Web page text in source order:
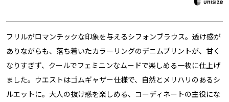
フリルがロマンチックな印象を与えるシフォンブラウス。透け感が
ありながらも、落ち着いたカラーリングのデニムプリントが、甘く
なりすぎず、クールでフェミニンなムードで楽しめる一枚に仕上げ
ました。ウエストはゴムギャザー仕様で、自然とメリハリのあるシ
ルエットに。大人の抜け感を楽しめる、コーディネートの主役にな